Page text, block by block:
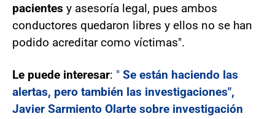
pacientes y asesoría legal, pues ambos
conductores quedaron libres y ellos no se han
podido acreditar como víctimas".
Le puede interesar: " Se están haciendo las
alertas, pero también las investigaciones",
Javier Sarmiento Olarte sobre investigación